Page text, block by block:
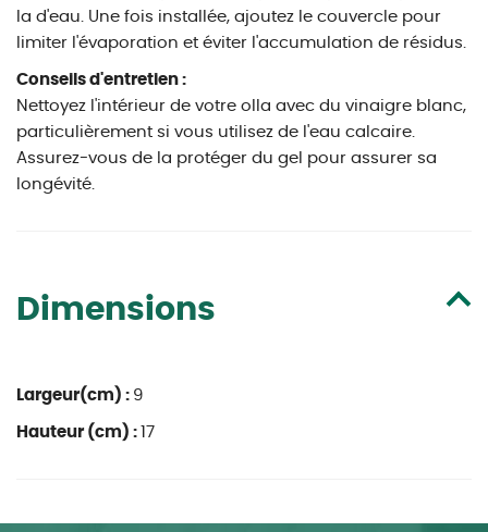
la d'eau. Une fois installée, ajoutez le couvercle pour
limiter l'évaporation et éviter l'accumulation de résidus.
Conseils d'entretien :
Nettoyez l'intérieur de votre olla avec du vinaigre blanc,
particulièrement si vous utilisez de l'eau calcaire.
Assurez-vous de la protéger du gel pour assurer sa
longévité.
Dimensions
Largeur(cm) : 9
Hauteur (cm) : 17